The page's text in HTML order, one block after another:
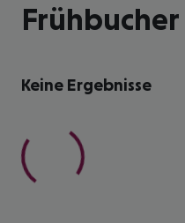
Keine Ergebnisse